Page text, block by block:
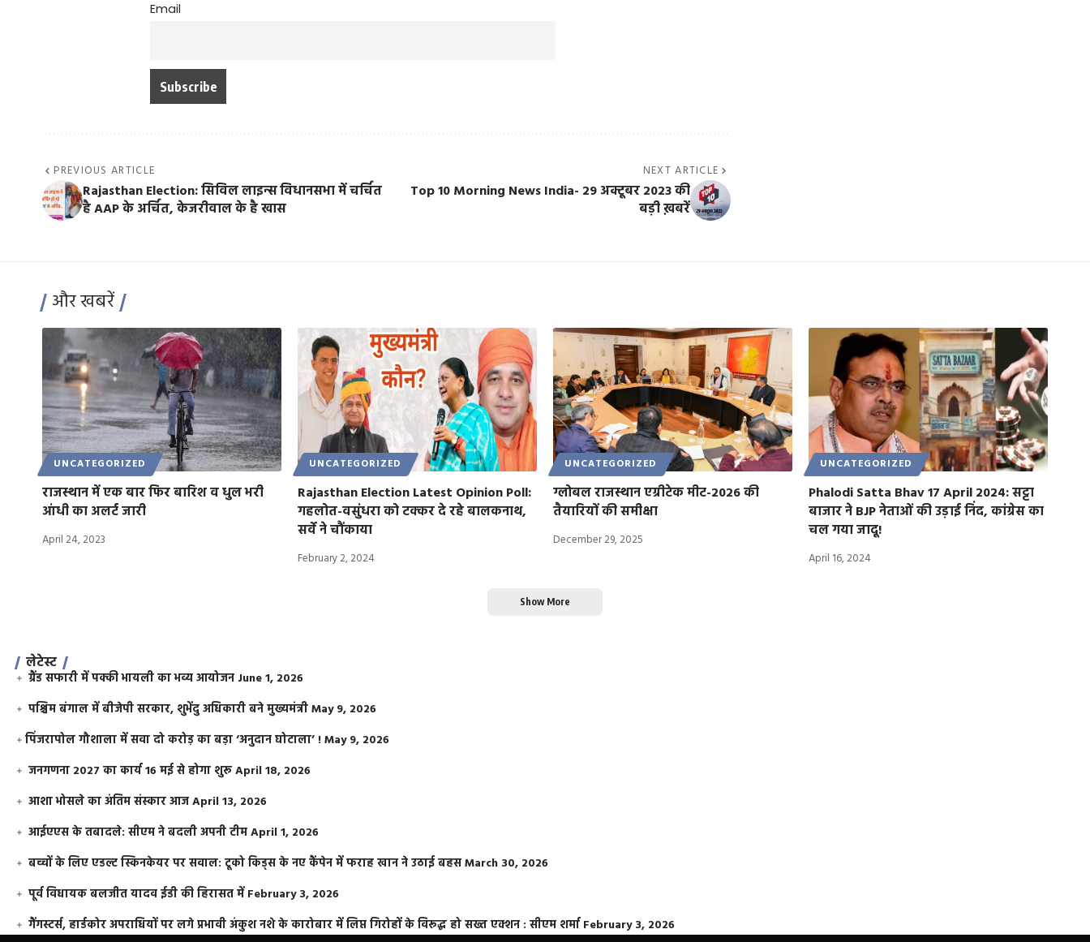
Email
PREVIOUS ARTICLE
Rajasthan Election: सिविल लाइन्स विधानसभा में चर्चित
है AAP के अर्चित, केजरीवाल के है खास
NEXT ARTICLE
Top 10 Morning News India- 29 अक्टूबर 2023 की
बड़ी ख़बरें
और खबरें
UNCATEGORIZED
राजस्थान में एक बार फिर बारिश व धुल भरी
आंधी का अलर्ट जारी
April 24, 2023
UNCATEGORIZED
Rajasthan Election Latest Opinion Poll:
गहलोत-वसुंधरा को टक्कर दे रहे बालकनाथ,
सर्वे ने चौंकाया
February 2, 2024
UNCATEGORIZED
ग्लोबल राजस्थान एग्रीटेक मीट-2026 की
तैयारियों की समीक्षा
December 29, 2025
UNCATEGORIZED
Phalodi Satta Bhav 17 April 2024: सट्टा
बाजार ने BJP नेताओं की उड़ाई निंद, कांग्रेस का
चल गया जादू!
April 16, 2024
Show More
लेटेस्ट
ग्रैंड सफारी में पक्की भायली का भव्य आयोजन June 1, 2026
पश्चिम बंगाल में बीजेपी सरकार, शुभेंदु अधिकारी बने मुख्यमंत्रीMay 9, 2026
​पिंजरापोल गौशाला में सवा दो करोड़ का बड़ा ‘अनुदान घोटाला’ !May 9, 2026
जनगणना 2027 का कार्य 16 मई से होगा शुरूApril 18, 2026
आशा भोसले का अंतिम संस्कार आजApril 13, 2026
आईएएस के तबादले: सीएम ने बदली अपनी टीमApril 1, 2026
बच्चों के लिए एडल्ट स्किनकेयर पर सवाल: टूको किड्स के नए कैंपेन में फराह खान ने उठाई बहसMarch 30, 2026
पूर्व विधायक बलजीत यादव ईडी की हिरासत में February 3, 2026
गैंगस्टर्स, हार्डकोर अपराधियों पर लगे प्रभावी अंकुश नशे के कारोबार में लिप्त गिरोहों के विरूद्ध हो सख्त एक्शन : सीएम शर्मा February 3, 2026